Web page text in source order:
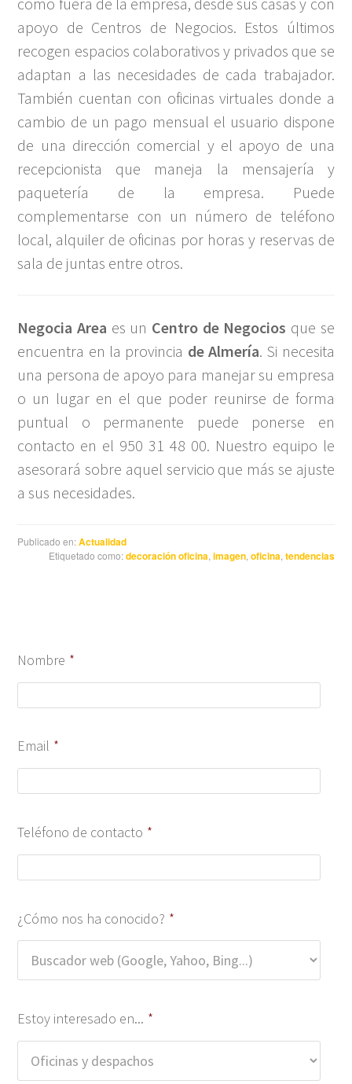
apoyo de Centros de Negocios. Estos últimos
recogen espacios colaborativos y privados que se
adaptan a las necesidades de cada trabajador.
También cuentan con oficinas virtuales donde a
cambio de un pago mensual el usuario dispone
de una dirección comercial y el apoyo de una
recepcionista que maneja la mensajería y
paquetería de la empresa. Puede
complementarse con un número de teléfono
local, alquiler de oficinas por horas y reservas de
sala de juntas entre otros.
Negocia Area es un Centro de Negocios que se
encuentra en la provincia de Almería. Si necesita
una persona de apoyo para manejar su empresa
o un lugar en el que poder reunirse de forma
puntual o permanente puede ponerse en
contacto en el 950 31 48 00. Nuestro equipo le
asesorará sobre aquel servicio que más se ajuste
a sus necesidades.
Publicado en:Actualidad
Etiquetado como:decoración oficina imagen, oficina tendencias
Nombre *
Email *
Teléfono de contacto *
¿Cómo nos ha conocido? *
Estoy interesado en... *